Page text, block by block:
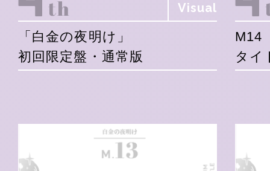
Visual
「白金の夜明け」
初回限定盤・通常版
M14
タイ